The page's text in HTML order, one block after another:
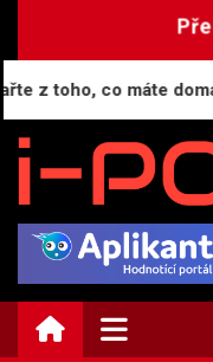
co máte doma:
i-
Public relations |